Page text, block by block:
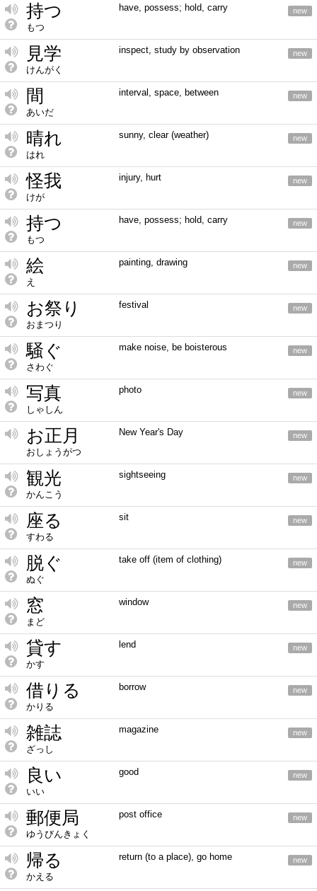
持つ
もつ
have, possess; hold, carry new
見学
けんがく
inspect, study by observation new
間
あいだ
interval, space, between new
晴れ
はれ
sunny, clear (weather) new
怪我
けが
injury, hurt new
持つ
もつ
have, possess; hold, carry new
絵
え
painting, drawing new
お祭り
おまつり
festival new
騒ぐ
さわぐ
make noise, be boisterous new
写真
しゃしん
photo new
お正月
おしょうがつ
New Year's Day new
観光
かんこう
sightseeing new
座る
すわる
sit new
脱ぐ
ぬぐ
take off (item of clothing) new
窓
まど
window new
貸す
かす
lend new
借りる
かりる
borrow new
雑誌
ざっし
magazine new
良い
いい
good new
郵便局
ゆうびんきょく
post office new
帰る
かえる
return (to a place), go home new